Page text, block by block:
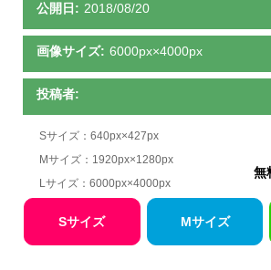
公開日: 2018/08/20
画像サイズ: 6000px×4000px
投稿者:
Sサイズ：640px×427px
Mサイズ：1920px×1280px
Lサイズ：6000px×4000px
無
Sサイズ Mサイズ